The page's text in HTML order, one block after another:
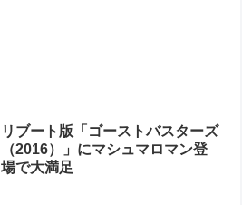
リブート版「ゴーストバスターズ
（2016）」にマシュマロマン登
場で大満足